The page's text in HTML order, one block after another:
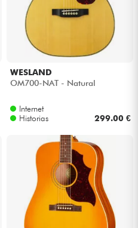
WESLAND
OM700-NAT - Natural
Internet
Historias
299.00 €